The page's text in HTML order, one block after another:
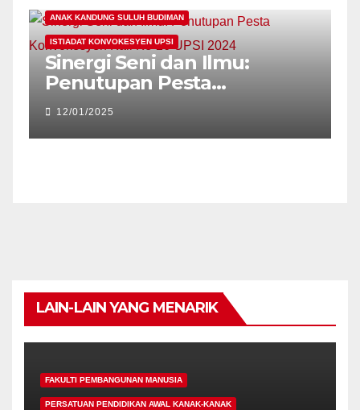
ANAK KANDUNG SULUH BUDIMAN
ISTIADAT KONVOKESYEN UPSI
Sinergi Seni dan Ilmu:
Penutupan Pesta
Konvokesyen Kali Ke-26
UPSI 2024
12/01/2025
LAIN-LAIN YANG MENARIK
FAKULTI PEMBANGUNAN MANUSIA
PERSATUAN PENDIDIKAN AWAL KANAK-KANAK